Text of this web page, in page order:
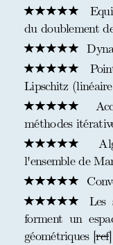
du doublement
Lipschitz
méthodes
l'ensemble de
Les
forment un
géométriques [ref